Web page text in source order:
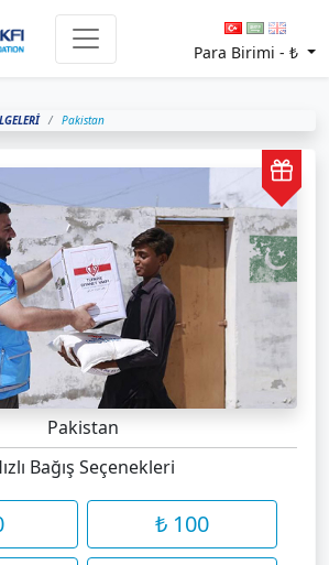
Para Birimi -₺
Pakistan
Pakistan
Bağış Seçenekleri
₺ 100